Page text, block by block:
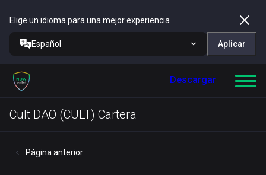
Elige un idioma para una mejor experiencia
Español Aplicar
Descargar
Cult DAO (CULT) Cartera
Página anterior